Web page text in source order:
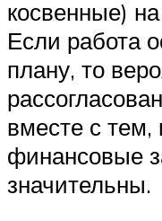
косвенные)
Если работа
плану, то
вместе с тем,
финансовые
значительны.